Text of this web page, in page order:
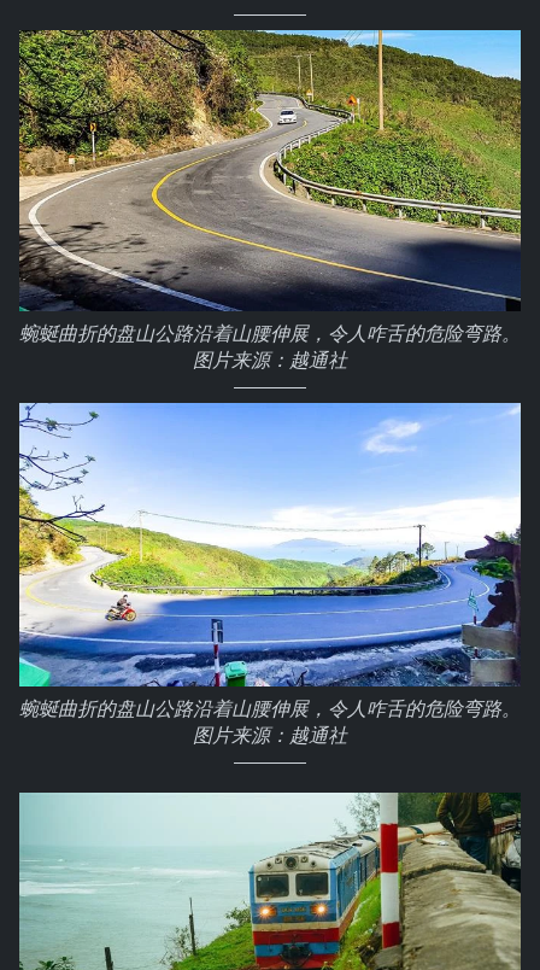
蜿蜒曲折的盘山公路沿着山腰伸展，令人咋舌的危险弯路。
图片来源：越通社
蜿蜒曲折的盘山公路沿着山腰伸展，令人咋舌的危险弯路。
图片来源：越通社